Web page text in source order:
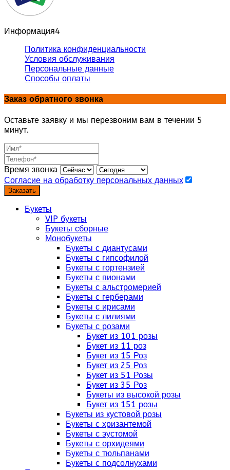
Информация4
Политика конфиденциальности
Условия обслуживания
Персональные данные
Способы оплаты
Заказ обратного звонка
Оставьте заявку и мы перезвоним вам в течении 5
минут.
Время звонка
Согласие на обработку персональных данных
Заказать
Букеты
VIP букеты
Букеты сборные
Монобукеты
Букеты с диантусами
Букеты с гипсофилой
Букеты с гортензией
Букеты с пионами
Букеты с альстромерией
Букеты с герберами
Букеты с ирисами
Букеты с лилиями
Букеты с розами
Букет из 101 розы
Букет из 11 роз
Букет из 15 Роз
Букет из 25 Роз
Букет из 51 Розы
Букет из 35 Роз
Букеты из высокой розы
Букет из 151 розы
Букеты из кустовой розы
Букеты с хризантемой
Букеты с эустомой
Букеты с орхидеями
Букеты с тюльпанами
Букеты с подсолнухами